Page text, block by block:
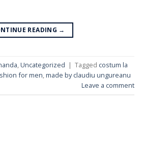
READING →
,Uncategorized | Tagged costum la
for men,made by claudiu ungureanu
Leave a comment